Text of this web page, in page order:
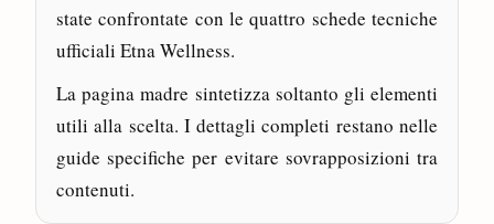
state confrontate con le quattro schede tecniche
ufficiali Etna Wellness.
La pagina madre sintetizza soltanto gli elementi
utili alla scelta. I dettagli completi restano nelle
guide specifiche per evitare sovrapposizioni tra
contenuti.